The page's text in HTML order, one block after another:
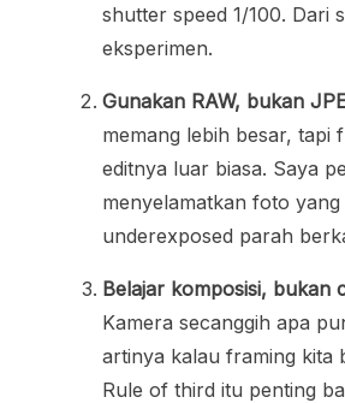
shutter speed 1/100. Dari
eksperimen.
Gunakan RAW, bukan
memang lebih besar, tapi
editnya luar biasa. Saya
menyelamatkan foto yang
underexposed parah
Belajar komposisi, bukan
Kamera secanggih apa
artinya kalau framing kita
Rule of third itu penting